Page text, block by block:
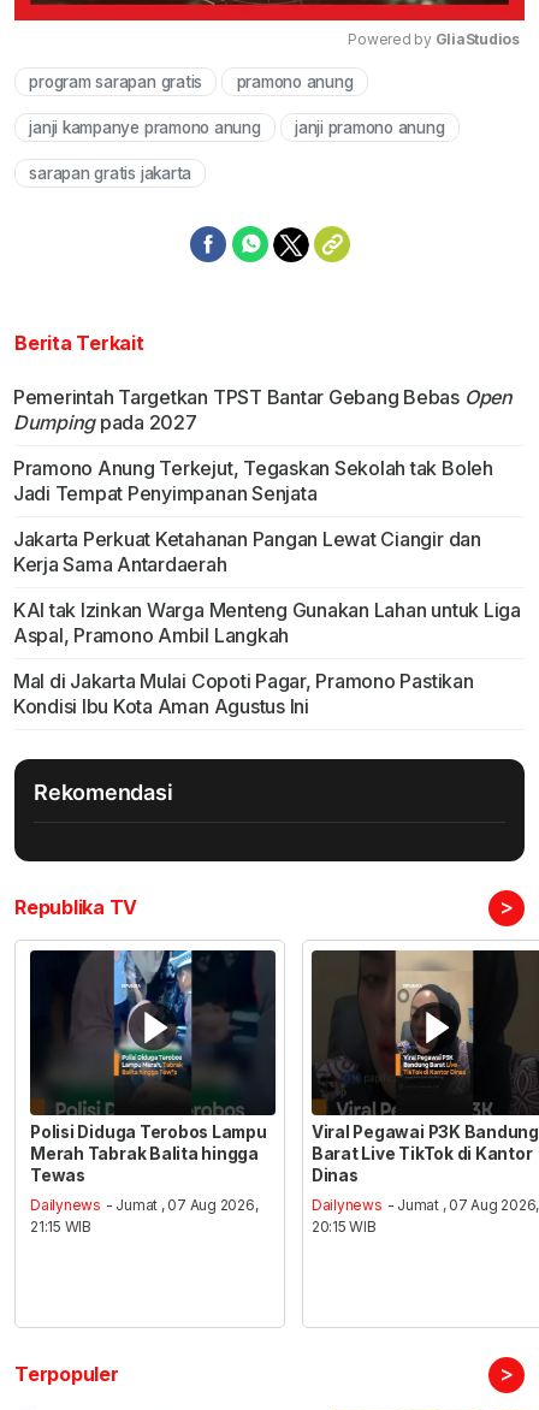
Powered by GliaStudios
program sarapan gratis pramono anung
janji kampanye pramono anung janji pramono anung
sarapan gratis jakarta
Berita Terkait
Pemerintah Targetkan TPST Bantar Gebang Bebas Open
Dumpingpada 2027
Pramono Anung Terkejut, Tegaskan Sekolah tak Boleh
Jadi Tempat Penyimpanan Senjata
Jakarta Perkuat Ketahanan Pangan Lewat Ciangir dan
Kerja Sama Antardaerah
KAI tak Izinkan Warga Menteng Gunakan Lahan untuk Liga
Aspal, Pramono Ambil Langkah
Mal di Jakarta Mulai Copoti Pagar, Pramono Pastikan
Kondisi Ibu Kota Aman Agustus Ini
Rekomendasi
Republika TV >
Polisi Diduga Terobos Lampu
Merah Tabrak Balita hingga
Tewas
Dailynews - Jumat , 07 Aug 2026,
21:15 WIB
Viral Pegawai P3K Bandung
Barat Live TikTok di Kantor
Dinas
Dailynews - Jumat , 07 Aug 2026,
20:15 WIB
Terpopuler >